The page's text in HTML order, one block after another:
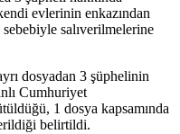
evlerinin enkazından
sebebiyle salıverilmelerine
dosyadan 3 şüphelinin
Cumhuriyet
1 dosya kapsamında
belirtildi.